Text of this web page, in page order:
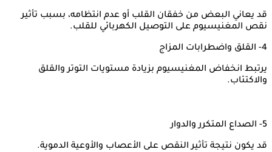
قد يعاني البعض من خفقان القلب أو عدم انتظامه، بسبب تأثير
نقص المغنيسيوم على التوصيل الكهربائي للقلب.
4- القلق واضطرابات المزاج
يرتبط انخفاض المغنيسيوم بزيادة مستويات التوتر والقلق
والاكتئاب.
5- الصداع المتكرر والدوار
قد يكون نتيجة تأثير النقص على الأعصاب والأوعية الدموية.